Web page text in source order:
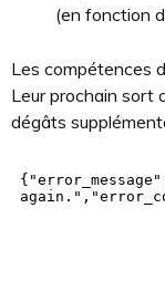
(en fonction
Les compétences
Leur prochain sort
dégâts